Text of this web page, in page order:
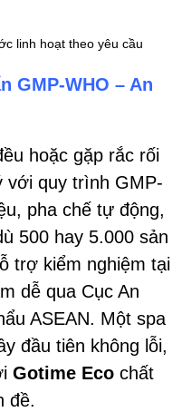
linh hoạt theo yêu cầu
GMP-WHO – An
hoặc gặp rắc rối
với quy trình GMP-
pha chế tự động,
500 hay 5.000 sản
trợ kiểm nghiệm tại
dễ qua Cục An
ASEAN. Một spa
đầu tiên không lỗi,
Gotime Eco chất
đề.